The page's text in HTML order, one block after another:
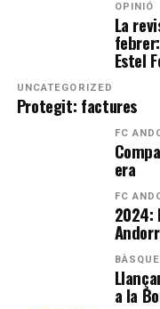
OPINIÓ
La
Estel
UNCATEGORIZED
Protegit: factures
FC
era
FC
2024:
a la